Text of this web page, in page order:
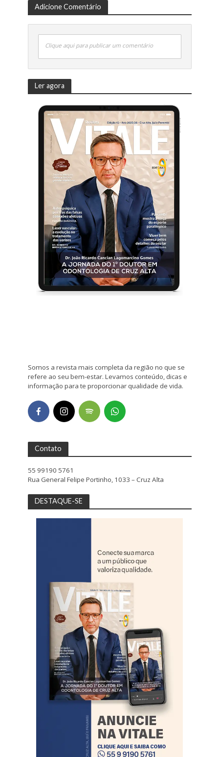
Adicione Comentário
Clique aqui para publicar um comentário
Ler agora
Somos a revista mais completa da região no que se
refere ao seu bem-estar. Levamos conteúdo, dicas e
informação para te proporcionar qualidade de vida.
Contato
55 99190 5761
Rua General Felipe Portinho, 1033 – Cruz Alta
DESTAQUE-SE